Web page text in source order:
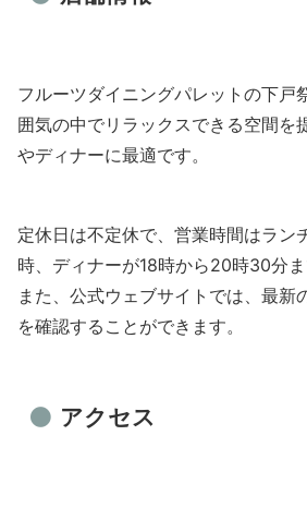
フルーツダイニングパレットの下戸
囲気の中でリラックスできる空間を
やディナーに最適です。
定休日は不定休で、営業時間はラン
時、ディナーが18時から20時30分ま
また、公式ウェブサイトでは、最新
を確認することができます。
アクセス